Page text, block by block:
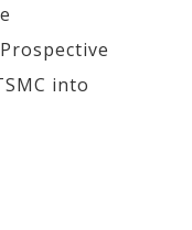
into